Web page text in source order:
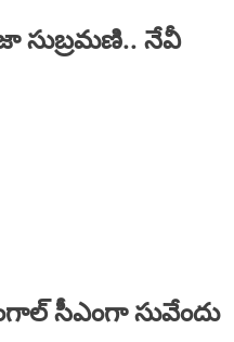
సుబ్రమణి.. నేవీ
సీఎంగా సువేందు